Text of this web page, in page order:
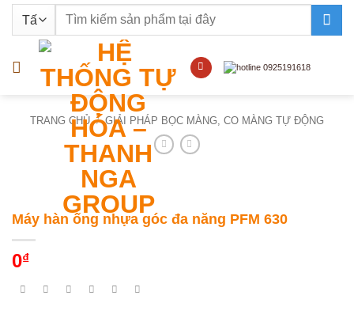
nội
Tìm
TRANG CHỦ / GIẢI PHÁP BỌC MÀNG, CO MÀNG TỰ ĐỘNG
Máy hàn ống nhựa góc đa năng PFM 630
0₫